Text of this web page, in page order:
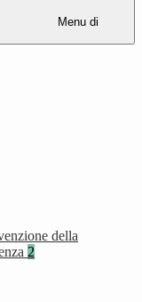
Menu di
della
2